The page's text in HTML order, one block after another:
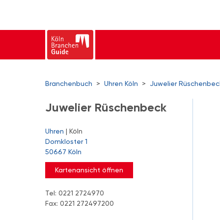
Branchenbuch > Uhren Köln > Juwelier
Juwelier Rüschenbeck
Uhren | Köln
Domkloster 1
50667 Köln
Kartenansicht öffnen
Tel: 0221 2724970
Fax: 0221 272497200